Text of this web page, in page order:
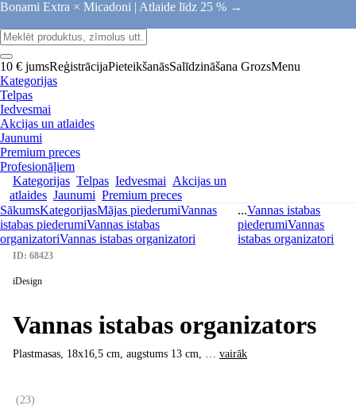
Bonami Extra × Micadoni | Atlaide līdz 25 % →
10 € jumsReģistrācijaPieteikšanāsSalīdzināšana GrozsMenu
Kategorijas
Telpas
Iedvesmai
Akcijas un atlaides
Jaunumi
Premium preces
Profesionāļiem
Kategorijas Telpas Iedvesmai Akcijas un
atlaides Jaunumi Premium preces
SākumsKategorijasMājas piederumiVannas
istabas piederumiVannas istabas
organizatoriVannas istabas organizatori
...Vannas istabas
piederumiVannas
istabas organizatori
ID: 68423
iDesign
Vannas istabas organizators
Plastmasas, 18x16,5 cm, augstums 13 cm, … vairāk
(23)